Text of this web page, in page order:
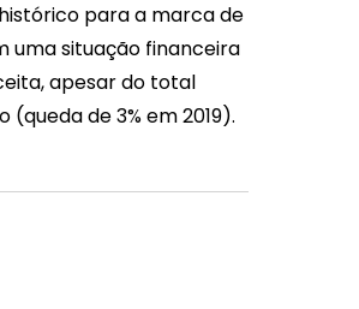
para a marca de
uma situação financeira
apesar do total
de 3% em 2019).